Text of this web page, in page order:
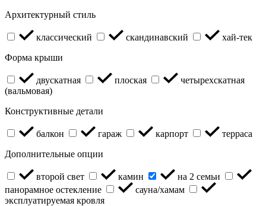
Архитектурный стиль
классический скандинавский
хай-тек
Форма крыши
двускатная плоская
четырехскатная
(вальмовая)
Конструктивные детали
балкон гараж карпорт
терраса
Дополнительные опции
второй свет камин
на 2 семьи
панорамное остекление
сауна/хамам
эксплуатируемая кровля